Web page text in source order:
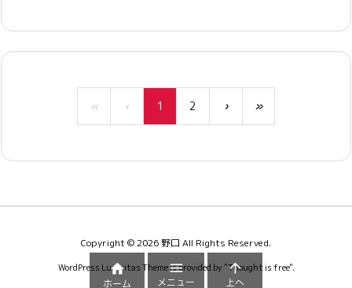
« ‹ 1 2 › »
Copyright ©2026 野口 All Rights Reserved.
WordPress Luxeritas Theme is provided by "Thought is free".

ホーム

メニュー

上へ